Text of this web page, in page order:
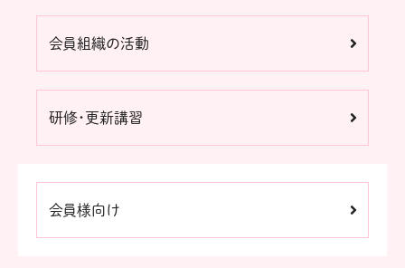
会員組織の活動
研修・更新講習
会員様向け